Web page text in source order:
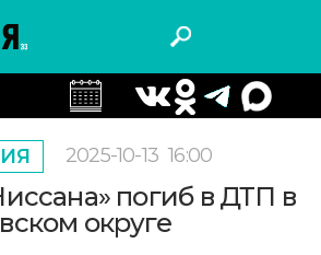
2025-10-13 16:00
погиб в ДТП в
округе